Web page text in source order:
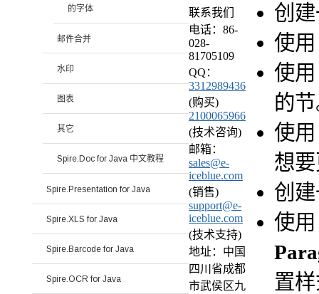
创
使
使
的
使
想
创
使
置
的字体
邮件合并
水印
图表
其它
Spire.Doc for Java 中文教程
Spire.Presentation for Java
Spire.XLS for Java
Spire.Barcode for Java
Spire.OCR for Java
联系我们
电话：86-
028-
81705109
QQ：
3312989436
(购买)
2100065966
(技术咨询)
邮箱：
sales@e-
iceblue.com
(销售)
support@e-
iceblue.com
(技术支持)
地址：中国
四川省成都
市武侯区九